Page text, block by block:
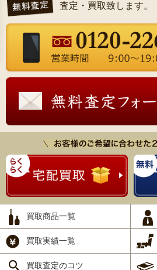
査定・買取致します。
買取商品一覧
買取実績一覧
買取査定のコツ